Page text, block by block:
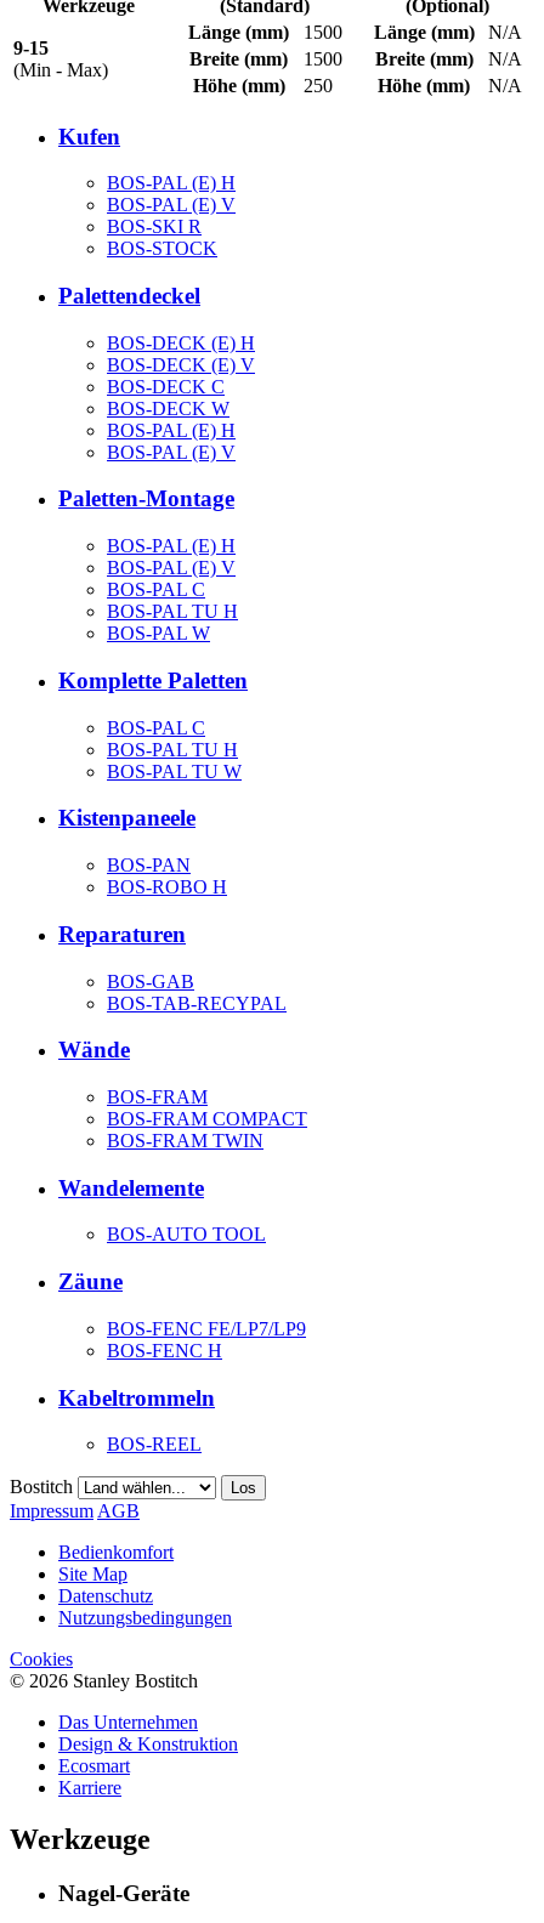
Werkzeuge (Standard) (Optional)
9-15
(Min - Max)
Länge (mm) 1500 Länge(mm)
N/A
Breite (mm) 1500 Breite(mm)
N/A
Höhe(mm) 250 Höhe (mm) N/A
Kufen
BOS-PAL (E) H
BOS-PAL (E) V
BOS-SKI R
BOS-STOCK
Palettendeckel
BOS-DECK (E) H
BOS-DECK (E) V
BOS-DECK C
BOS-DECK W
BOS-PAL (E) H
BOS-PAL (E) V
Paletten-Montage
BOS-PAL (E) H
BOS-PAL (E) V
BOS-PAL C
BOS-PAL TU H
BOS-PAL W
Komplette Paletten
BOS-PAL C
BOS-PAL TU H
BOS-PAL TU W
Kistenpaneele
BOS-PAN
BOS-ROBO H
Reparaturen
BOS-GAB
BOS-TAB-RECYPAL
Wände
BOS-FRAM
BOS-FRAM COMPACT
BOS-FRAM TWIN
Wandelemente
BOS-AUTO TOOL
Zäune
BOS-FENC FE/LP7/LP9
BOS-FENC H
Kabeltrommeln
BOS-REEL
Bostitch Los
Impressum AGB
Bedienkomfort
Site Map
Datenschutz
Nutzungsbedingungen
Cookies
© 2026 Stanley Bostitch
Das Unternehmen
Design & Konstruktion
Ecosmart
Karriere
Werkzeuge
Nagel-Geräte